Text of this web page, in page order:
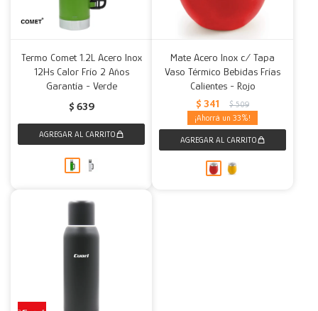
Termo Comet 1.2L Acero Inox
12Hs Calor Frío 2 Años
Garantía - Verde
$ 639
Mate Acero Inox c/ Tapa
Vaso Térmico Bebidas Frías
Calientes - Rojo
$ 341 $ 509
33